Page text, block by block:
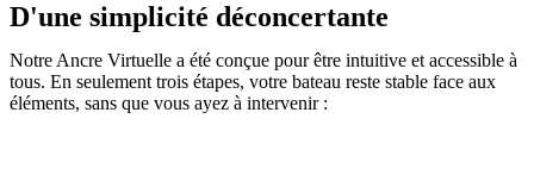
D'une simplicité déconcertante
Notre Ancre Virtuelle a été conçue pour être intuitive et accessible à
tous. En seulement trois étapes, votre bateau reste stable face aux
éléments, sans que vous ayez à intervenir :